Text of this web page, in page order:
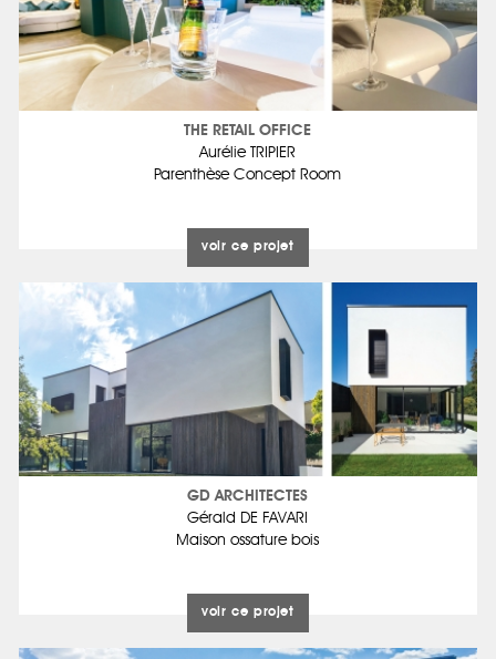
THE RETAIL OFFICE
Aurélie TRIPIER
Parenthèse Concept Room
voir ce projet
GD ARCHITECTES
Gérald DE FAVARI
Maison ossature bois
voir ce projet